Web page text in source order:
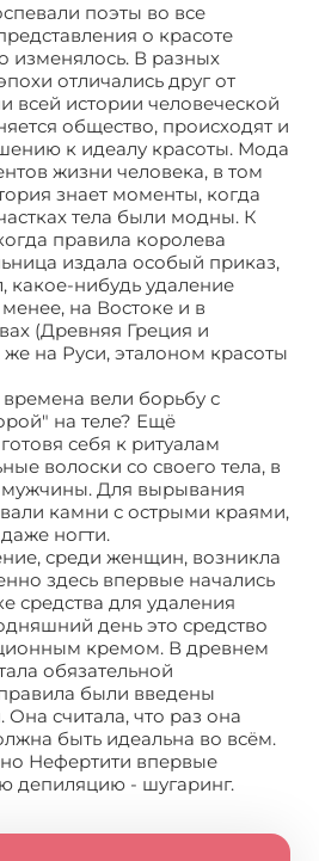
поэты во все
о красоте
В разных
отличались друг от
всей истории человеческой
общество, происходят и
к идеалу красоты. Мода
жизни человека, в том
знает моменты, когда
тела были модны. К
правила королева
издала особый приказ,
какое-нибудь удаление
на Востоке и в
(Древняя Греция и
на Руси, эталоном красоты
вели борьбу с
на теле? Ещё
себя к ритуалам
волоски со своего тела, в
Для вырывания
камни с острыми краями,
ногти.
среди женщин, возникла
здесь впервые начались
средства для удаления
день это средство
кремом. В древнем
обязательной
были введены
считала, что раз она
быть идеальна во всём.
Нефертити впервые
депиляцию - шугаринг.